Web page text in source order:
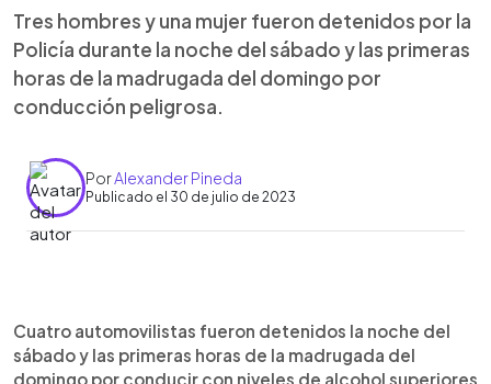
Tres hombres y una mujer fueron detenidos por la
Policía durante la noche del sábado y las primeras
horas de la madrugada del domingo por
conducción peligrosa.
PorAlexander Pineda
Publicado el 30 de julio de 2023
Escuchar artículo
Cuatro automovilistas fueron detenidos la noche del
sábado y las primeras horas de la madrugada del
domingo por conducir con niveles de alcohol superiores